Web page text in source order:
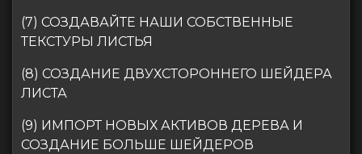
(7) СОЗДАВАЙТЕ НАШИ СОБСТВЕННЫЕ
ТЕКСТУРЫ ЛИСТЬЯ
(8) СОЗДАНИЕ ДВУХСТОРОННЕГО ШЕЙДЕРА
ЛИСТА
(9) ИМПОРТ НОВЫХ АКТИВОВ ДЕРЕВА И
СОЗДАНИЕ БОЛЬШЕ ШЕЙДЕРОВ